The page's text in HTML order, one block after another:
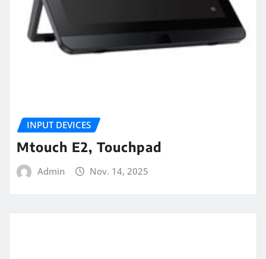
INPUT DEVICES
Mtouch E2, Touchpad
Admin Nov. 14, 2025